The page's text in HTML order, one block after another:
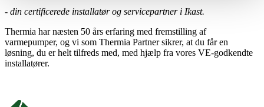
- din certificerede installatør og servicepartner i Ikast.
Thermia har næsten 50 års erfaring med fremstilling af
varmepumper, og vi som Thermia Partner sikrer, at du får en
løsning, du er helt tilfreds med, med hjælp fra vores VE-godkendte
installatører.